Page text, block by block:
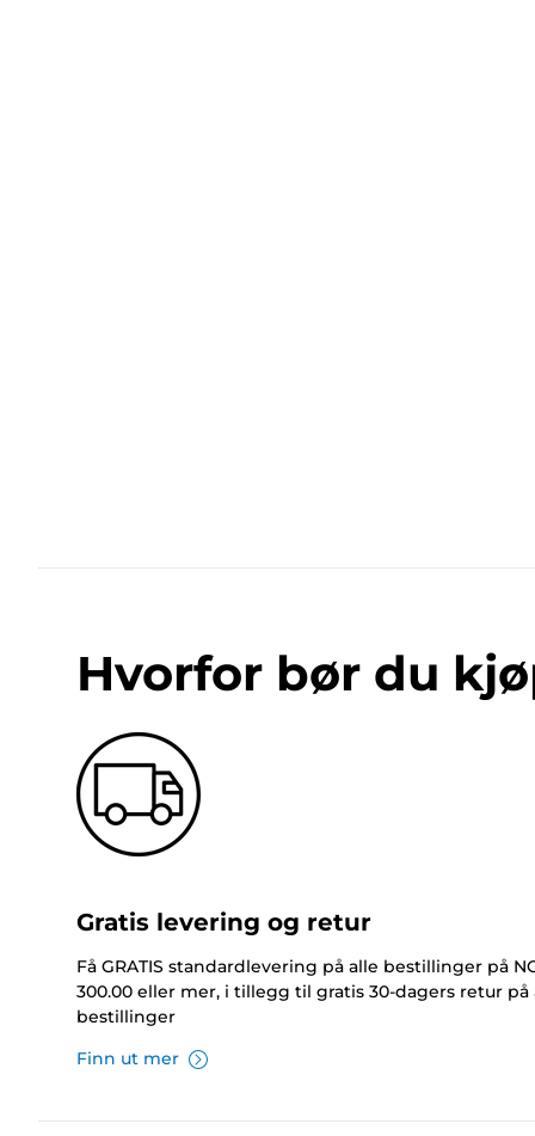
Hvorfor bør du
Gratis levering og retur
Få GRATIS standardlevering på alle bestillinger på
300.00 eller mer, i tillegg til gratis 30-dagers retur på
bestillinger
Finn ut mer